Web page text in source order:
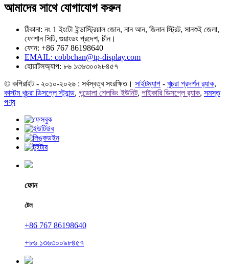
আমাদের সাথে যোগাযোগ করুন
ঠিকানা: নং 1 ইংটৌ ইন্ডাস্ট্রিয়াল জোন, নান আন, জিনান স্ট্রিট, সানশুই জেলা,
ফোশান সিটি, গুয়াংডং প্রদেশ, চীন।
ফোন: +86 767 86198640
EMAIL: cobbchan@tp-display.com
হোয়াটসঅ্যাপ: ৮৬ ১৩৬৩০০৯৮৪৫৭
© কপিরাইট - ২০১০-২০২৬ : সর্বস্বত্ব সংরক্ষিত। সাইটম্যাপ - খুচরা প্রদর্শন র‍্যাক,
কাস্টম খুচরা ডিসপ্লে স্ট্যান্ড, গন্ডোলা শেলভিং ইউনিট, পাইকারি ডিসপ্লে র‍্যাক, সমস্ত
পণ্য
ফোন
টেল
+86 767 86198640
+৮৬ ১৩৬৩০০৯৮৪৫৭